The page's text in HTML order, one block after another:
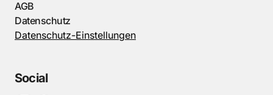
AGB
Datenschutz
Datenschutz-Einstellungen
Social